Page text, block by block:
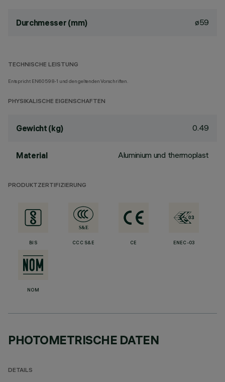
Durchmesser (mm) ø59
TECHNISCHE LEISTUNG
Entspricht EN60598-1 und den geltenden Vorschriften.
PHYSIKALISCHE EIGENSCHAFTEN
Gewicht (kg) 0.49
Material Aluminium und thermoplast
PRODUKTZERTIFIZIERUNG
BIS CCC S&E CE ENEC-03
NOM
PHOTOMETRISCHE DATEN
DETAILS